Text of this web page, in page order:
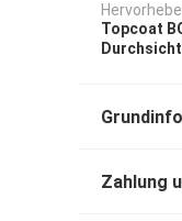
Topcoat
Zahlung